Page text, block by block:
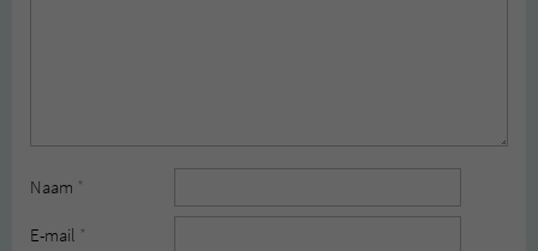
Naam *
E-mail *